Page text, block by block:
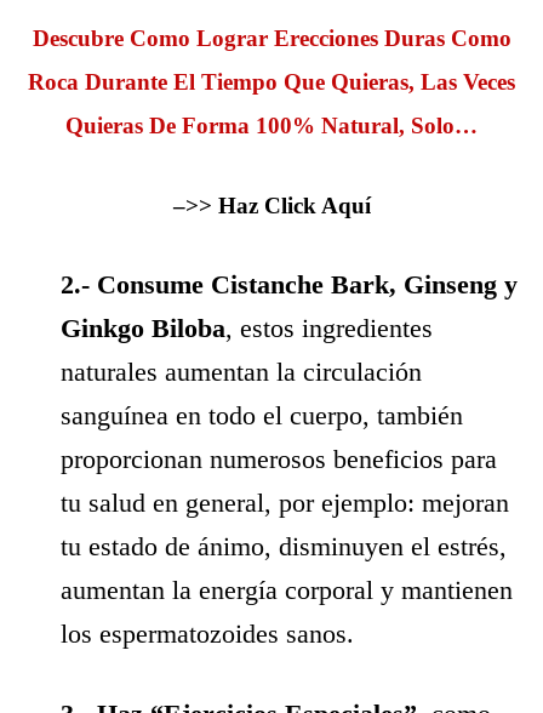
Descubre Como Lograr Erecciones Duras Como
Roca Durante El Tiempo Que Quieras, Las Veces
Quieras De Forma 100% Natural, Solo…
–>> Haz Click Aquí
2.- Consume Cistanche Bark, Ginseng y
Ginkgo Biloba, estos ingredientes
naturales aumentan la circulación
sanguínea en todo el cuerpo, también
proporcionan numerosos beneficios para
tu salud en general, por ejemplo: mejoran
tu estado de ánimo, disminuyen el estrés,
aumentan la energía corporal y mantienen
los espermatozoides sanos.